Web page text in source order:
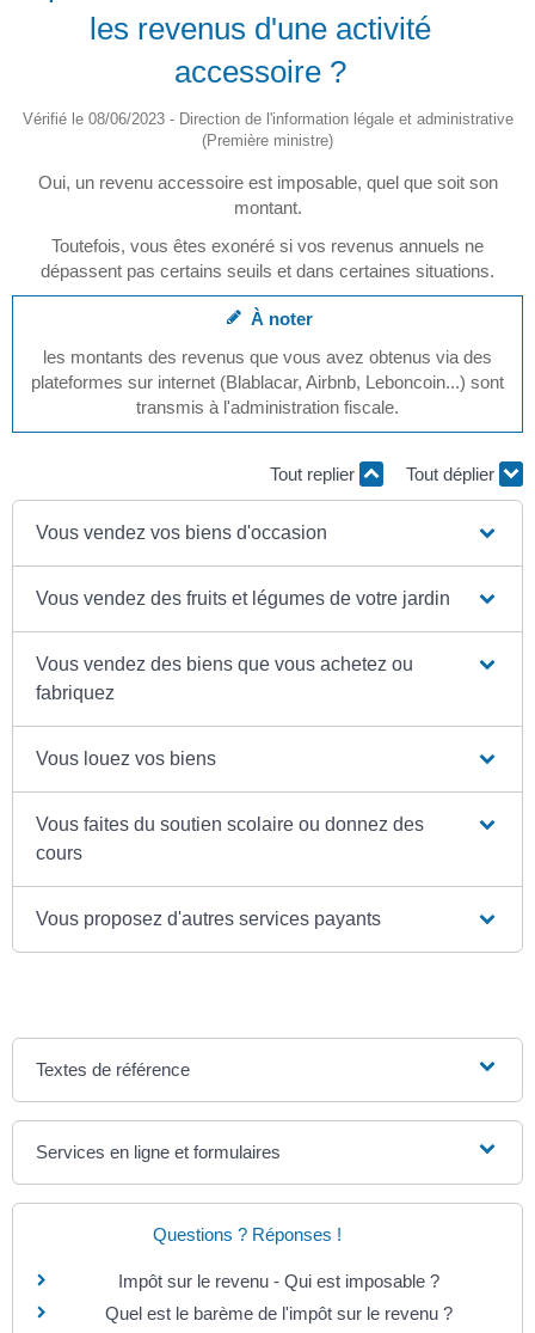
les revenus d'une activité
accessoire ?
Vérifié le 08/06/2023 - Direction de l'information légale et administrative
(Première ministre)
Oui, un revenu accessoire est imposable, quel que soit son
montant.
Toutefois, vous êtes exonéré si vos revenus annuels ne
dépassent pas certains seuils et dans certaines situations.
À noter
les montants des revenus que vous avez obtenus via des
plateformes sur internet (Blablacar, Airbnb, Leboncoin...) sont
transmis à l'administration fiscale.
Tout replier Tout déplier
Vous vendez vos biens d'occasion
Vous vendez des fruits et légumes de votre jardin
Vous vendez des biens que vous achetez ou
fabriquez
Vous louez vos biens
Vous faites du soutien scolaire ou donnez des
cours
Vous proposez d'autres services payants
Textes de référence
Services en ligne et formulaires
Questions ? Réponses !
Impôt sur le revenu - Qui est imposable ?
Quel est le barème de l'impôt sur le revenu ?